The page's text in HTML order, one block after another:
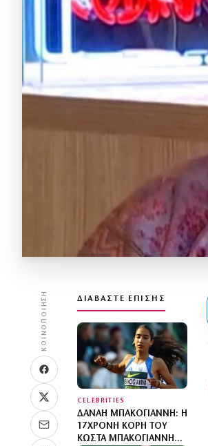
ΚΟΙΝΟΠΟΊΗΣΗ ΔΙΑΒΆΣΤΕ ΕΠΊΣΗΣ
CELEBRITIES
ΔΑΝΆΗ ΜΠΑΚΟΓΙΆΝΝΗ: Η
17ΧΡΟΝΗ ΚΌΡΗ ΤΟΥ
ΚΏΣΤΑ ΜΠΑΚΟΓΙΆΝΝΗ